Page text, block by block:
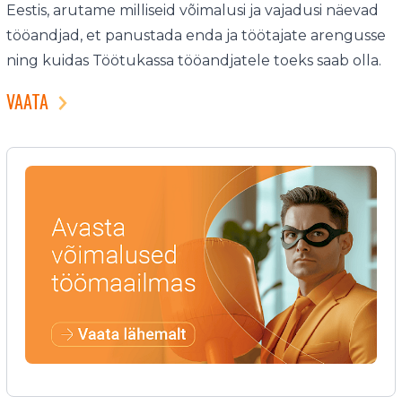
Eestis, arutame milliseid võimalusi ja vajadusi näevad
tööandjad, et panustada enda ja töötajate arengusse
ning kuidas Töötukassa tööandjatele toeks saab olla.
VAATA